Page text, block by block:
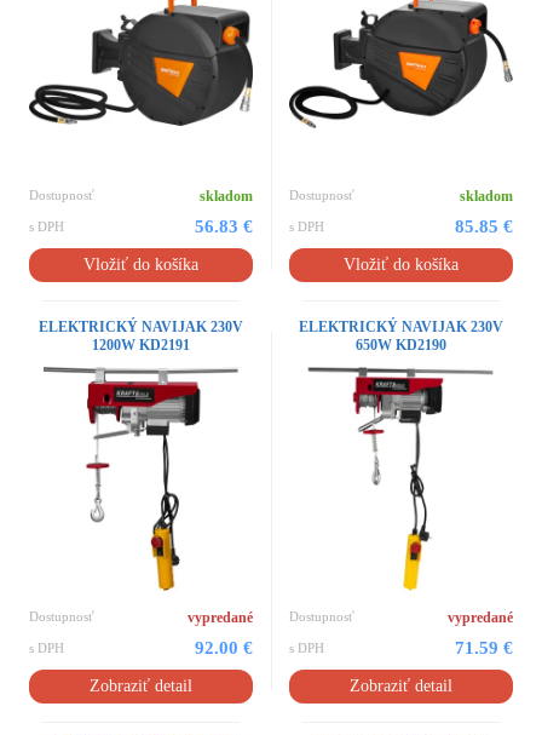
Dostupnosť skladom
s DPH 56.83 €
Vložiť do košíka
Dostupnosť skladom
s DPH 85.85 €
Vložiť do košíka
ELEKTRICKÝ NAVIJAK 230V
1200W KD2191
Dostupnosť vypredané
s DPH 92.00 €
Zobraziť detail
ELEKTRICKÝ NAVIJAK 230V
650W KD2190
Dostupnosť vypredané
s DPH 71.59 €
Zobraziť detail